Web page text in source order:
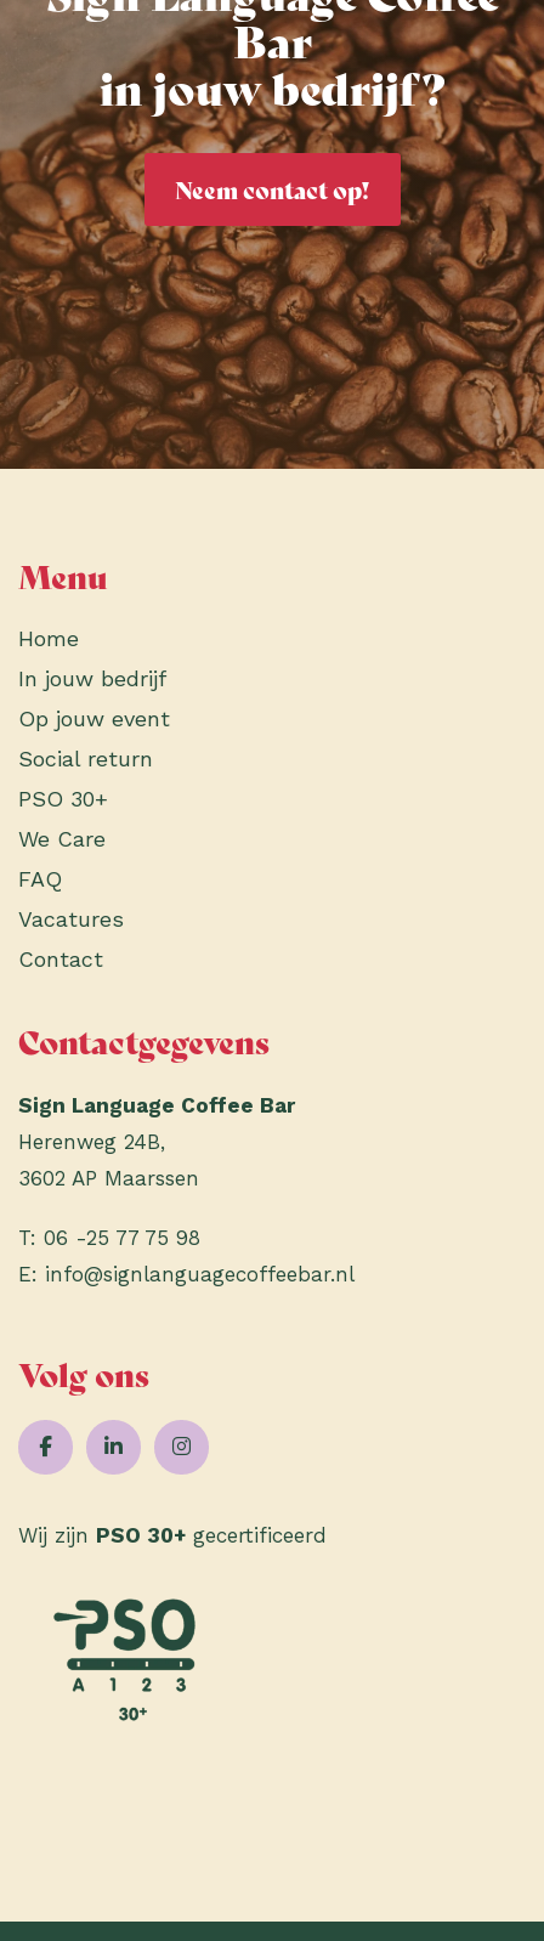
Bar
in jouw bedrijf?
Neem contact op!
Menu
Home
In jouw bedrijf
Op jouw event
Social return
PSO 30+
We Care
FAQ
Vacatures
Contact
Contactgegevens
Sign Language Coffee Bar
Herenweg 24B,
3602 AP Maarssen
T:06 -25 77 75 98
E: info@signlanguagecoffeebar.nl
Volg ons
Wij zijn PSO 30+ gecertificeerd